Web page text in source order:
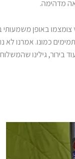
מדהימה.
צומצמו באופן
כמונו. אמרנו לא
בירור, גילינו